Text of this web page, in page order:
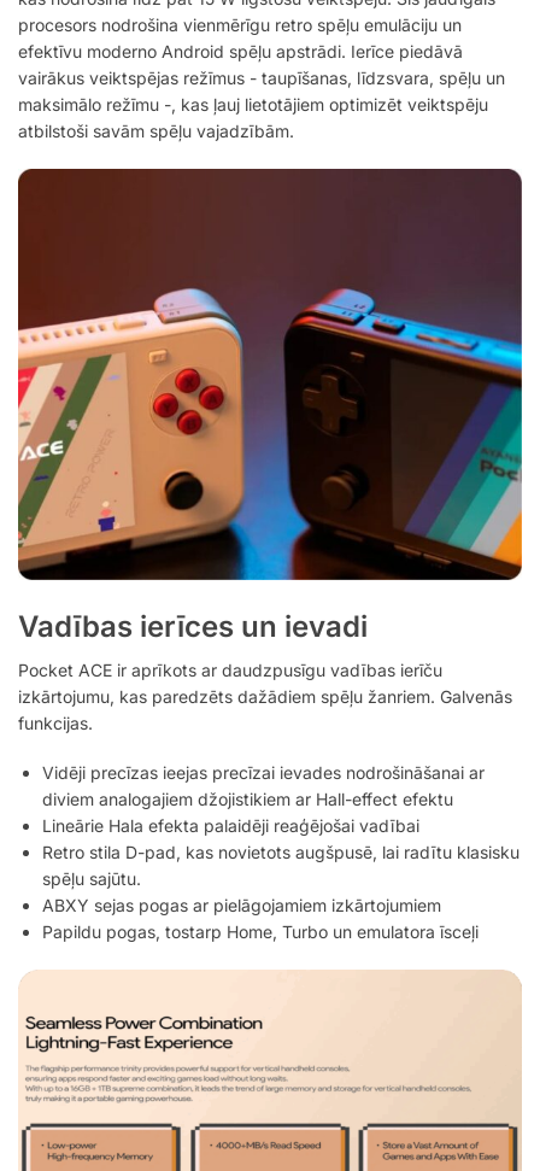
procesors nodrošina vienmērīgu retro spēļu emulāciju un
efektīvu moderno Android spēļu apstrādi. Ierīce piedāvā
vairākus veiktspējas režīmus - taupīšanas, līdzsvara, spēļu un
maksimālo režīmu -, kas ļauj lietotājiem optimizēt veiktspēju
atbilstoši savām spēļu vajadzībām.
Vadības ierīces un ievadi
Pocket ACE ir aprīkots ar daudzpusīgu vadības ierīču
izkārtojumu, kas paredzēts dažādiem spēļu žanriem. Galvenās
funkcijas.
Vidēji precīzas ieejas precīzai ievades nodrošināšanai ar
diviem analogajiem džojistikiem ar Hall-effect efektu
Lineārie Hala efekta palaidēji reaģējošai vadībai
Retro stila D-pad, kas novietots augšpusē, lai radītu klasisku
spēļu sajūtu.
ABXY sejas pogas ar pielāgojamiem izkārtojumiem
Papildu pogas, tostarp Home, Turbo un emulatora īsceļi